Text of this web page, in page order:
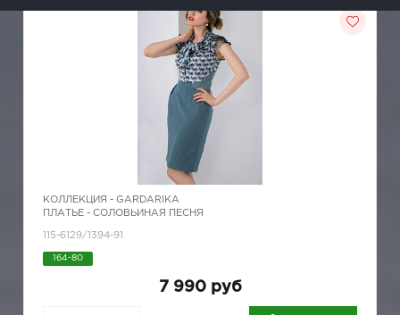
КОЛЛЕКЦИЯ - GARDARIKA
ПЛАТЬЕ - СОЛОВЬИНАЯ ПЕСНЯ
115-6129/1394-91
164-80
7 990 руб